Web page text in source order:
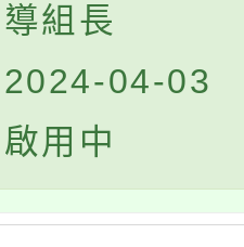
組長
04-03
用中